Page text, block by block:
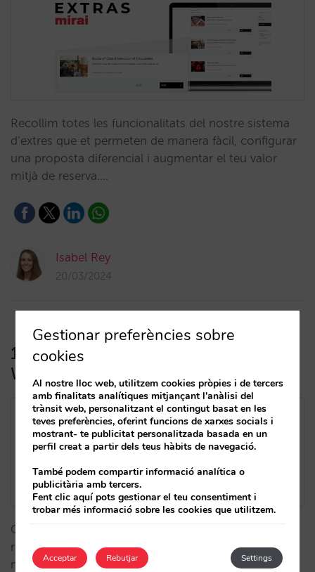
Recollim totes les funcionalitats del nostre sistema
d’extres que et permeten de manera fàcil, configurar
una proposta diferencial i augmentar el teu valor
mitjà de reserva.…
Isabel Rey
20/03/2024
10 claus de l’impacte del Mobile
World Congress als hotels
Com ha anat aquest any el MWC en termes de
revenue? Ha millorat el seu preu mitjà, estada
mitjana, antelació...? Analitzem com impacta una de
Gestionar preferències sobre
cookies
Al nostre lloc web, utilitzem cookies pròpies i de tercers
amb finalitats analítiques mitjançant l'anàlisi del
trànsit web, personalitzant el contingut basat en les
teves preferències, oferint funcions de xarxes socials i
mostrant- te publicitat personalitzada basada en un
perfil creat a partir dels teus hàbits de navegació.
També podem compartir informació analítica o
publicitària amb tercers.
Fent clic aquí pots gestionar el teu consentiment i
trobar més informació sobre les cookies que utilitzem.
Acceptar Settings
Rebutjar